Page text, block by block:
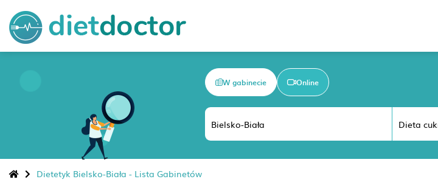
W gabinecie Online
Dietetyk Bielsko-Biała - Lista Gabinetów